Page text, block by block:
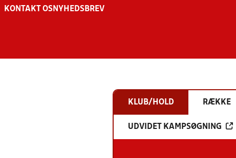
KONTAKT OS NYHEDSBREV
KLUB/HOLD RÆKKE
UDVIDET KAMPSØGNING